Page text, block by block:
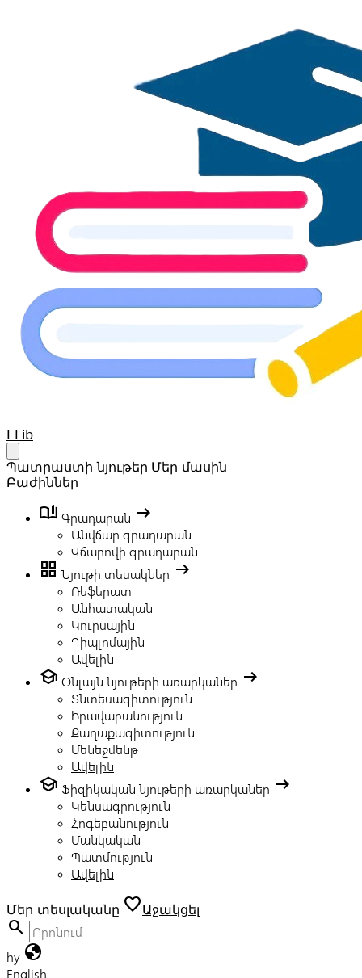
Your Company
ELib
Պատրաստի նյութեր Մեր մասին
Բաժիններ
book_ribbon Գրադարան arrow_right_alt
Անվճար գրադարան
Վճարովի գրադարան
grid_view Նյութի տեսակներ arrow_right_alt
Ռեֆերատ
Անհատական
Կուրսային
Դիպլոմային
Ավելին
school Օնլայն նյութերի առարկաներ arrow_right_alt
Տնտեսագիտություն
Իրավաբանություն
Քաղաքագիտություն
Մենեջմենթ
Ավելին
school Ֆիզիկական նյութերի առարկաներ arrow_right_alt
Կենսագրություն
Հոգեբանություն
Մանկական
Պատմություն
Ավելին
Մեր տեսլականը favoriteԱջակցել
search
hy globe
English